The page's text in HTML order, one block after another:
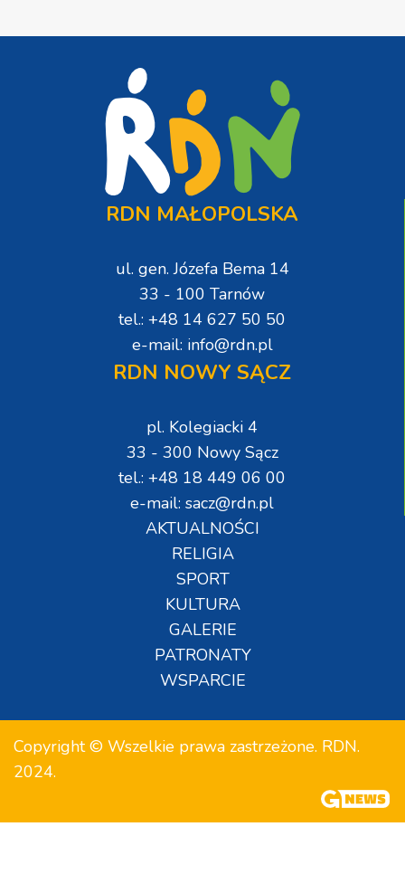
RDN MAŁOPOLSKA
ul. gen. Józefa Bema 14
33 - 100 Tarnów
tel.: +48 14 627 50 50
e-mail: info@rdn.pl
RDN NOWY SĄCZ
pl. Kolegiacki 4
33 - 300 Nowy Sącz
tel.: +48 18 449 06 00
e-mail: sacz@rdn.pl
AKTUALNOŚCI
RELIGIA
SPORT
KULTURA
GALERIE
PATRONATY
WSPARCIE
Copyright © Wszelkie prawa zastrzeżone. RDN.
2024.